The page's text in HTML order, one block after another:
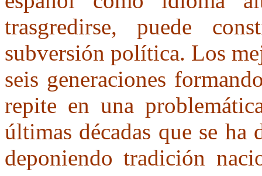
trasgredirse, puede
subversión política. Los
seis generaciones
repite en una
últimas décadas que se ha
deponiendo tradición